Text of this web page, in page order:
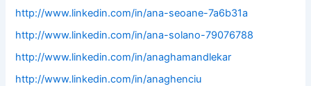
http://www.linkedin.com/in/ana-seoane-7a6b31a
http://www.linkedin.com/in/ana-solano-79076788
http://www.linkedin.com/in/anaghamandlekar
http://www.linkedin.com/in/anaghenciu